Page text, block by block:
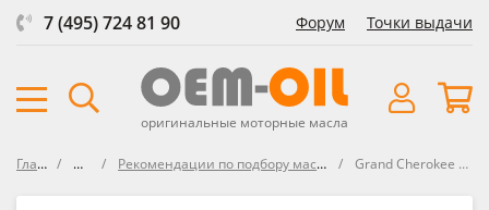
7 (495) 724 81 90 Форум Точки выдачи
оригинальные моторные масла
Главная Форум Рекомендации по подбору масла в Jeep Grand Cherokee Grand Cherokee WK2 3.0 бензин